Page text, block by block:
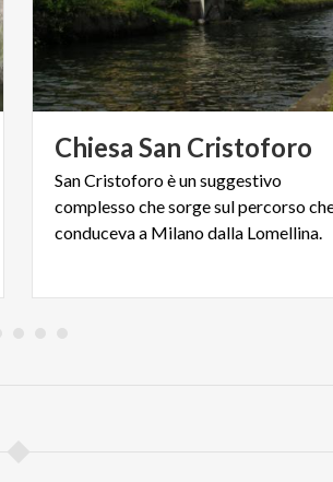
Chiesa San Cristoforo
San Cristoforo è un suggestivo
complesso che sorge sul percorso
conduceva a Milano dalla Lomellina.